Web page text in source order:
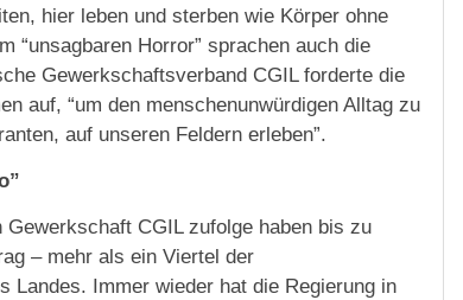
hier leben und sterben wie Körper ohne
“unsagbaren Horror” sprachen auch die
Gewerkschaftsverband CGIL forderte die
auf, “um den menschenunwürdigen Alltag zu
auf unseren Feldern erleben”.
CGIL zufolge haben bis zu
– mehr als ein Viertel der
Landes. Immer wieder hat die Regierung in